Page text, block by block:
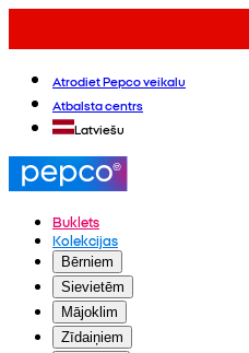
Atrodiet Pepco veikalu
Atbalsta centrs
Latviešu
Buklets
Kolekcijas
Bērniem
Sievietēm
Mājoklim
Zīdaiņiem